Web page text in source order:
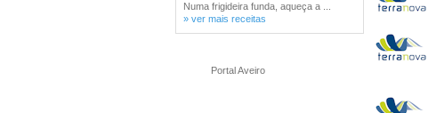
Numa frigideira funda, aqueça a ...
» ver mais receitas
Portal Aveiro